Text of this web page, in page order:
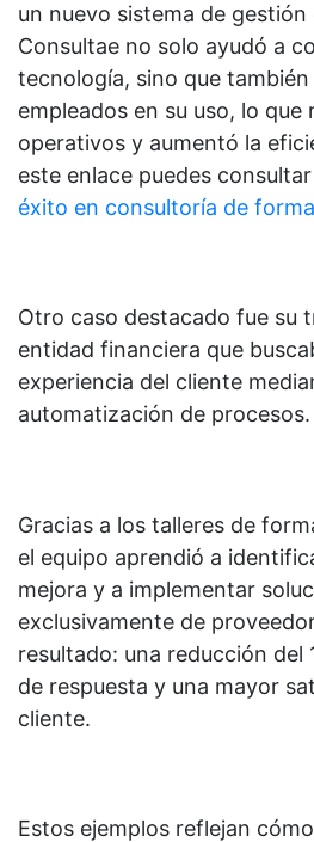
un nuevo sistema de
Consultae no solo ayudó a
tecnología, sino que
empleados en su uso, lo que
operativos y aumentó la
este enlace puedes
éxito en consultoría de
Otro caso destacado fue su
entidad financiera que
experiencia del cliente
automatización de procesos.
Gracias a los talleres de
el equipo aprendió a
mejora y a implementar
exclusivamente de
resultado: una reducción del
de respuesta y una mayor
cliente.
Estos ejemplos reflejan